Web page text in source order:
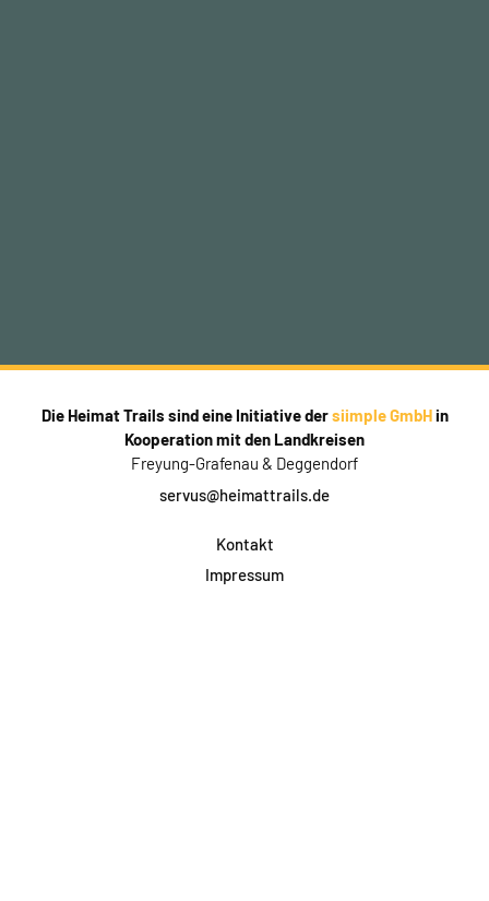
Die Heimat Trails sind eine Initiative dersiimple GmbHin
Kooperation mit den Landkreisen
Freyung-Grafenau & Deggendorf
servus@heimattrails.de
Kontakt
Impressum